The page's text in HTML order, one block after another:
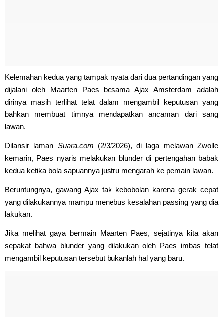
Kelemahan kedua yang tampak nyata dari dua pertandingan yang
dijalani oleh Maarten Paes besama Ajax Amsterdam adalah
dirinya masih terlihat telat dalam mengambil keputusan yang
bahkan membuat timnya mendapatkan ancaman dari sang
lawan.
Dilansir laman Suara.com (2/3/2026), di laga melawan Zwolle
kemarin, Paes nyaris melakukan blunder di pertengahan babak
kedua ketika bola sapuannya justru mengarah ke pemain lawan.
Beruntungnya, gawang Ajax tak kebobolan karena gerak cepat
yang dilakukannya mampu menebus kesalahan passing yang dia
lakukan.
Jika melihat gaya bermain Maarten Paes, sejatinya kita akan
sepakat bahwa blunder yang dilakukan oleh Paes imbas telat
mengambil keputusan tersebut bukanlah hal yang baru.